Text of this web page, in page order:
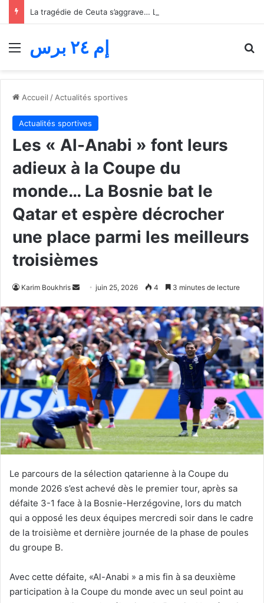
Menu إم ٢٤ برس
Accueil / Actualités sportives
Actualités sportives
Les « Al-Anabi » font leurs
adieux à la Coupe du
monde… La Bosnie bat le
Qatar et espère décrocher
une place parmi les meilleurs
troisièmes
Karim Boukhris
Envoyer
courriel
juin 25, 2026 4 3 minutes de lecture
Le parcours de la sélection qatarienne à la Coupe du
monde 2026 s’est achevé dès le premier tour, après sa
défaite 3-1 face à la Bosnie-Herzégovine, lors du match
qui a opposé les deux équipes mercredi soir dans le cadre
de la troisième et dernière journée de la phase de poules
du groupe B.
Avec cette défaite, «Al-Anabi » a mis fin à sa deuxième
participation à la Coupe du monde avec un seul point au